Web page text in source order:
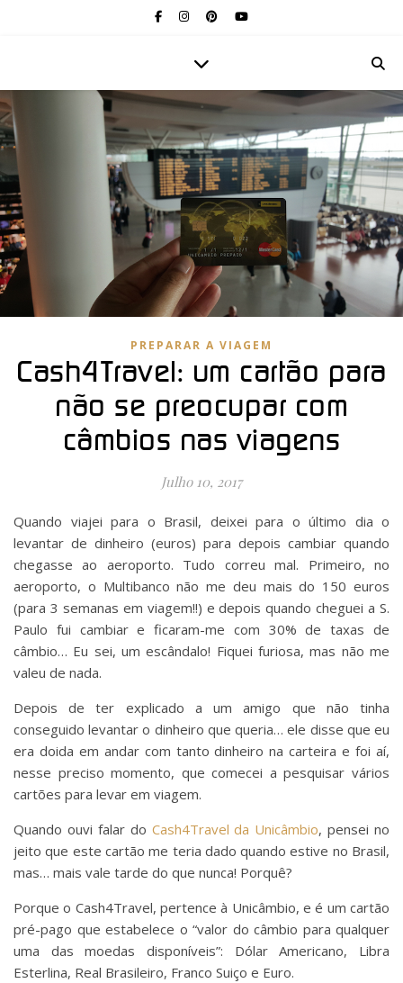
PREPARAR A VIAGEM
Cash4Travel: um cartão para
não se preocupar com
câmbios nas viagens
Julho 10, 2017
Quando viajei para o Brasil, deixei para o último dia o
levantar de dinheiro (euros) para depois cambiar quando
chegasse ao aeroporto. Tudo correu mal. Primeiro, no
aeroporto, o Multibanco não me deu mais do 150 euros
(para 3 semanas em viagem!!) e depois quando cheguei a S.
Paulo fui cambiar e ficaram-me com 30% de taxas de
câmbio… Eu sei, um escândalo! Fiquei furiosa, mas não me
valeu de nada.
Depois de ter explicado a um amigo que não tinha
conseguido levantar o dinheiro que queria… ele disse que eu
era doida em andar com tanto dinheiro na carteira e foi aí,
nesse preciso momento, que comecei a pesquisar vários
cartões para levar em viagem.
Quando ouvi falar do Cash4Travel da Unicâmbio, pensei no
jeito que este cartão me teria dado quando estive no Brasil,
mas… mais vale tarde do que nunca! Porquê?
Porque o Cash4Travel, pertence à Unicâmbio, e é um cartão
pré-pago que estabelece o “valor do câmbio para qualquer
uma das moedas disponíveis”: Dólar Americano, Libra
Esterlina, Real Brasileiro, Franco Suiço e Euro.